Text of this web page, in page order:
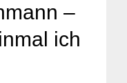
–
ich